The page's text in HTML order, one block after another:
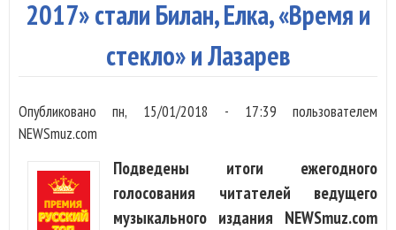
2017» стали Билан, Елка, «Время и
стекло» и Лазарев
Опубликованопн, 15/01/2018 - 17:39 пользователем
NEWSmuz.com
Подведены итоги ежегодного
голосования читателей ведущего
музыкального издания NEWSmuz.com